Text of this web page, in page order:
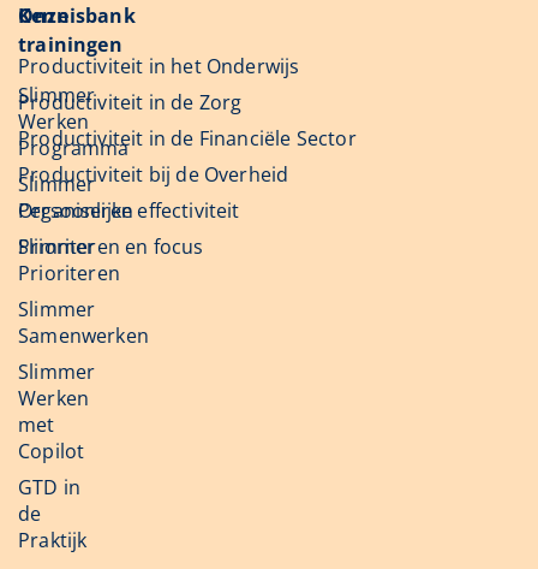
Onze
trainingen
Slimmer
Werken
Programma
Slimmer
Organiseren
Slimmer
Prioriteren
Slimmer
Samenwerken
Slimmer
Werken
met
Copilot
GTD in
de
Praktijk
Kennisbank
Productiviteit in het Onderwijs
Productiviteit in de Zorg
Productiviteit in de Financiële Sector
Productiviteit bij de Overheid
Persoonlijke effectiviteit
Prioriteren en focus